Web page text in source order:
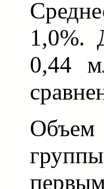
1,0%.
0,44